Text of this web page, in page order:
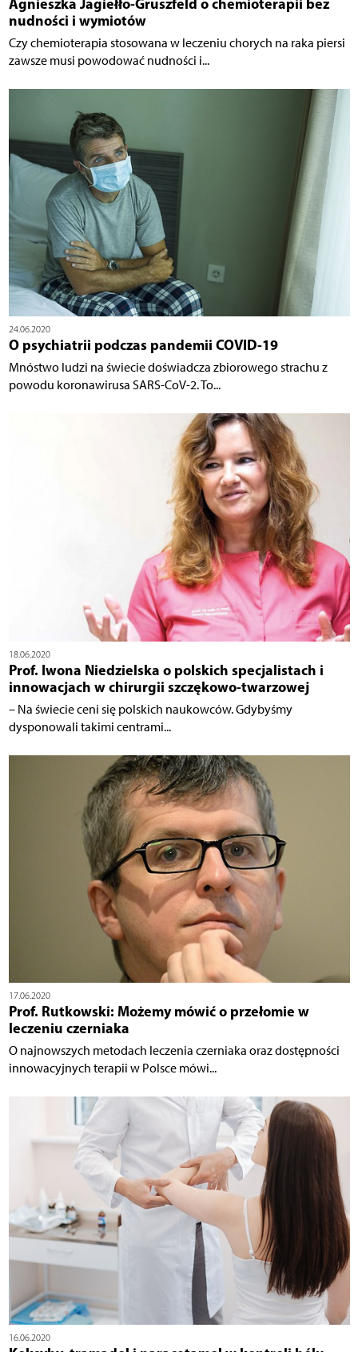
nudności i wymiotów
Czy chemioterapia stosowana w leczeniu chorych na raka piersi
zawsze musi powodować nudności i...
24.06.2020
O psychiatrii podczas pandemii COVID-19
Mnóstwo ludzi na świecie doświadcza zbiorowego strachu z
powodu koronawirusa SARS-CoV-2. To...
18.06.2020
Prof. Iwona Niedzielska o polskich specjalistach i
innowacjach w chirurgii szczękowo-twarzowej
– Na świecie ceni się polskich naukowców. Gdybyśmy
dysponowali takimi centrami...
17.06.2020
Prof. Rutkowski: Możemy mówić o przełomie w
leczeniu czerniaka
O najnowszych metodach leczenia czerniaka oraz dostępności
innowacyjnych terapii w Polsce mówi...
16.06.2020